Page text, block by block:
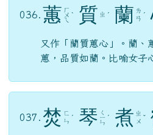
036. 蕙 ㄏ
ㄨ
ㄟ
ˋ 質 ㄓ ˊ 蘭 ㄌ
ㄢ ˊ
又作「蘭質蕙心」。蘭、
蕙，品質如蘭。比喻女子
037. 焚 ㄈ
ㄣ ˊ 琴 ㄑ
ㄧ
ㄣ
ˊ 煮 ㄓ
ㄨ ˇ